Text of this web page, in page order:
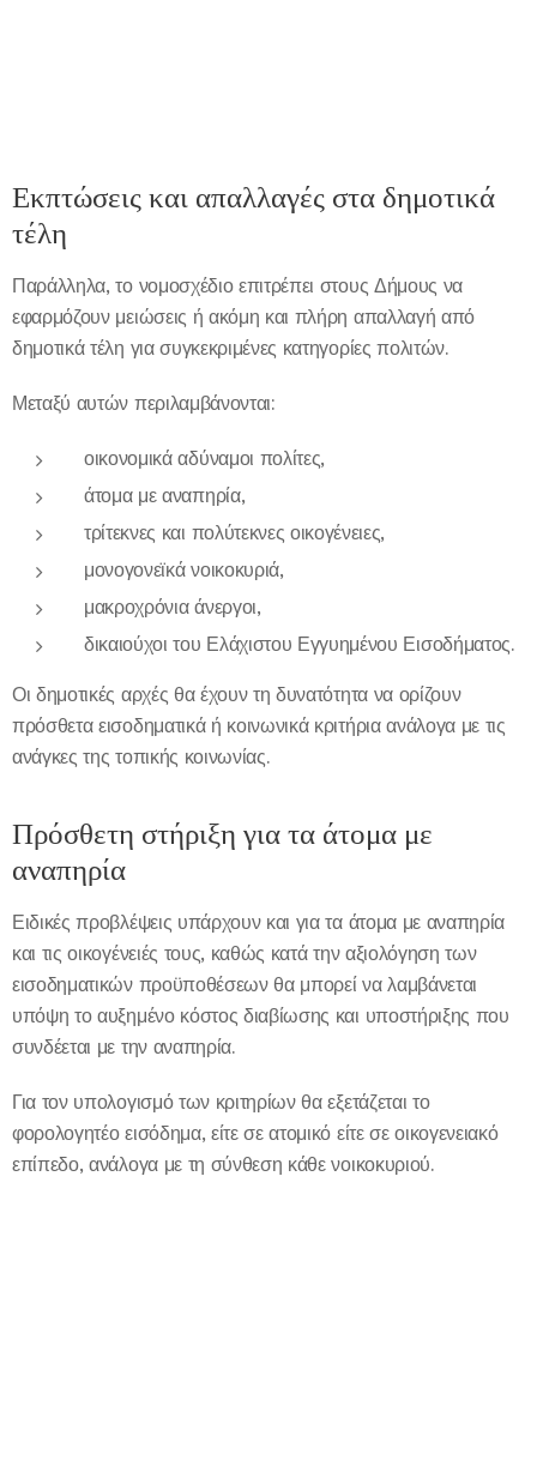
Εκπτώσεις και απαλλαγές στα δημοτικά
τέλη
Παράλληλα, το νομοσχέδιο επιτρέπει στους Δήμους να
εφαρμόζουν μειώσεις ή ακόμη και πλήρη απαλλαγή από
δημοτικά τέλη για συγκεκριμένες κατηγορίες πολιτών.
Μεταξύ αυτών περιλαμβάνονται:
οικονομικά αδύναμοι πολίτες,
άτομα με αναπηρία,
τρίτεκνες και πολύτεκνες οικογένειες,
μονογονεϊκά νοικοκυριά,
μακροχρόνια άνεργοι,
δικαιούχοι του Ελάχιστου Εγγυημένου Εισοδήματος.
Οι δημοτικές αρχές θα έχουν τη δυνατότητα να ορίζουν
πρόσθετα εισοδηματικά ή κοινωνικά κριτήρια ανάλογα με τις
ανάγκες της τοπικής κοινωνίας.
Πρόσθετη στήριξη για τα άτομα με
αναπηρία
Ειδικές προβλέψεις υπάρχουν και για τα άτομα με αναπηρία
και τις οικογένειές τους, καθώς κατά την αξιολόγηση των
εισοδηματικών προϋποθέσεων θα μπορεί να λαμβάνεται
υπόψη το αυξημένο κόστος διαβίωσης και υποστήριξης που
συνδέεται με την αναπηρία.
Για τον υπολογισμό των κριτηρίων θα εξετάζεται το
φορολογητέο εισόδημα, είτε σε ατομικό είτε σε οικογενειακό
επίπεδο, ανάλογα με τη σύνθεση κάθε νοικοκυριού.